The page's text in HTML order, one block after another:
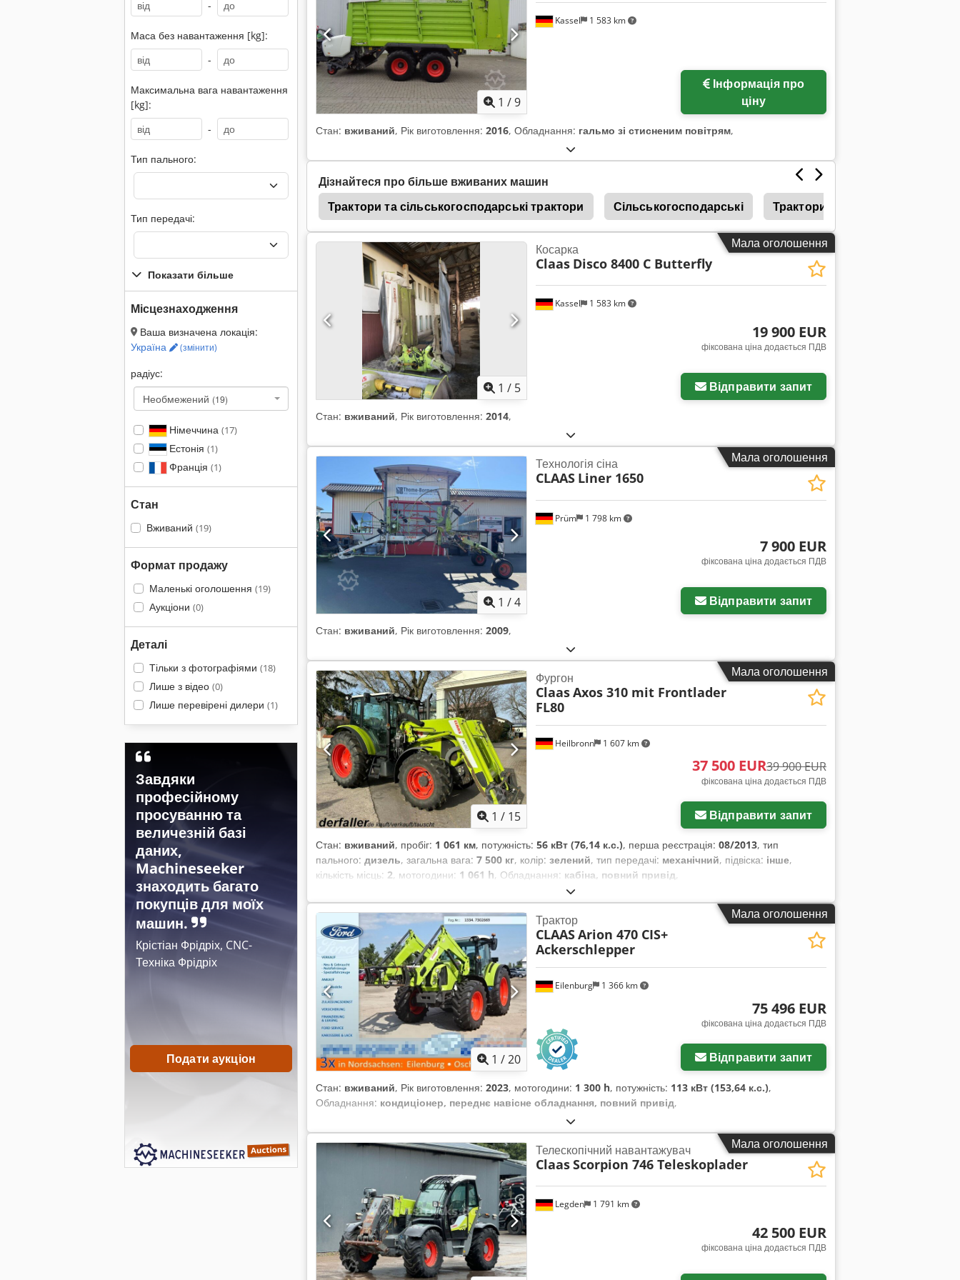
-
Маса без навантаження [kg]:
-
Максимальна вага навантаження
[kg]:
-
Тип пального:
Тип передачі:
Показати більше
Місцезнаходження
Ваша визначена локація:
Україна
(змінити)
радіус:
Необмежений (19)
Німеччина (17)
Естонія (1)
Франція (1)
Стан
Вживаний (19)
Формат продажу
Маленькі оголошення (19)
Аукціони (0)
Деталі
Тільки з фотографіями (18)
Лише з відео (0)
Лише перевірені дилери (1)
Завдяки
професійному
просуванню та
величезній базі
даних,
Machineseeker
знаходить багато
покупців для моїх
машин.
Крістіан Фрідріх, CNC-
Техніка Фрідріх
Подати аукціон
1 /9
Kassel 1 583 km
ціну
Стан: вживаний, Рік виготовлення: 2016, Обладнання: гальмо зі стисненим повітрям,
Дізнайтеся про більше вживаних машин
Трактори та сільськогосподарські трактори
Сільськогосподарські Трактори Гусеничні
Мала оголошення
1 / 5
Kassel 1 583 km
Косарка
Claas Disco 8400 C Butterfly
19 900 EUR
фіксована ціна додається ПДВ
Відправити запит
Стан: вживаний, Рік виготовлення: 2014,
Мала оголошення
1 /4
Prüm 1 798 km
Технологія сіна
CLAAS Liner 1650
7 900 EUR
фіксована ціна додається ПДВ
Відправити запит
Стан: вживаний, Рік виготовлення: 2009,
Мала оголошення
1 / 15
Heilbronn 1 607 km
Фургон
ClaasAxos 310 mit Frontlader
FL80
37 500 EUR39 900 EUR
фіксована ціна додається ПДВ
Відправити запит
Стан: вживаний, пробіг: 1 061 км, потужність: 56 кВт (76,14 к.с.), перша реєстрація: 08/2013, тип
пального: дизель, загальна вага: 7 500 кг, колір: зелений, тип передачі: механічний, підвіска: інше,
кількість місць: 2, мотогодини: 1 061 h, Обладнання: кабіна, повний привід,
Мала оголошення
1 /20
Eilenburg 1 366 km
Трактор
CLAASArion 470 CIS+
Ackerschlepper
75 496 EUR
фіксована ціна додається ПДВ
Відправити запит
Стан: вживаний, Рік виготовлення: 2023, мотогодини: 1 300 h, потужність: 113 кВт (153,64 к.с.),
Обладнання: кондиціонер, переднє навісне обладнання, повний привід,
Мала оголошення
Legden 1 791 km
Телескопічний навантажувач
ClaasScorpion 746 Teleskoplader
42 500 EUR
фіксована ціна додається ПДВ